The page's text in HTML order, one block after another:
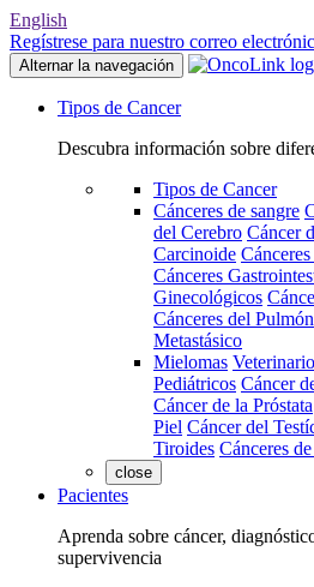
English
Regístrese para nuestro correo
Alternar la navegación
Tipos de Cancer
Descubra información sobre
Tipos de Cancer
Cánceres de sangre
del Cerebro Cáncer
Carcinoide
Cánceres
Ginecológicos
Cánceres del Pulmón
Metastásico
Mielomas
Pediátricos Cáncer
Cáncer de la Próstata
Piel Cáncer del
Tiroides Cánceres
close
Pacientes
Aprenda sobre cáncer,
supervivencia